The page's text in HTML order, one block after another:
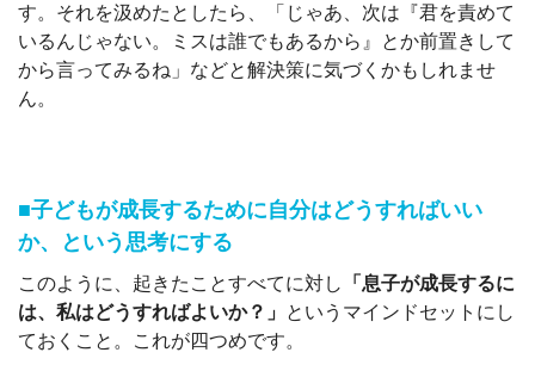
す。それを汲めたとしたら、「じゃあ、次は『君を責めて
いるんじゃない。ミスは誰でもあるから』とか前置きして
から言ってみるね」などと解決策に気づくかもしれませ
ん。
■子どもが成長するために自分はどうすればいい
か、という思考にする
このように、起きたことすべてに対し
「息子が成長するに
は、私はどうすればよいか？」 というマインドセットにし
ておくこと。これが四つめです。